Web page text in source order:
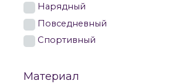
Нарядный
Повседневный
Спортивный
Материал